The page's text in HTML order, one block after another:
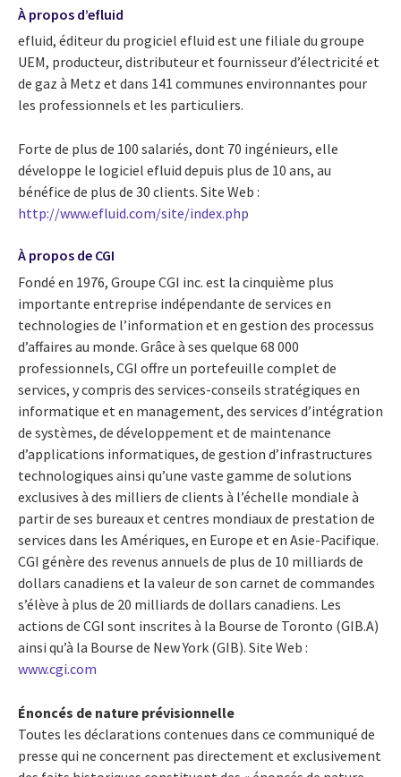
À propos d’efluid
efluid, éditeur du progiciel efluid est une filiale du groupe
UEM, producteur, distributeur et fournisseur d’électricité et
de gaz à Metz et dans 141 communes environnantes pour
les professionnels et les particuliers.
Forte de plus de 100 salariés, dont 70 ingénieurs, elle
développe le logiciel efluid depuis plus de 10 ans, au
bénéfice de plus de 30 clients. Site Web :
http://www.efluid.com/site/index.php
À propos de CGI
Fondé en 1976, Groupe CGI inc. est la cinquième plus
importante entreprise indépendante de services en
technologies de l’information et en gestion des processus
d’affaires au monde. Grâce à ses quelque 68 000
professionnels, CGI offre un portefeuille complet de
services, y compris des services-conseils stratégiques en
informatique et en management, des services d’intégration
de systèmes, de développement et de maintenance
d’applications informatiques, de gestion d’infrastructures
technologiques ainsi qu’une vaste gamme de solutions
exclusives à des milliers de clients à l’échelle mondiale à
partir de ses bureaux et centres mondiaux de prestation de
services dans les Amériques, en Europe et en Asie-Pacifique.
CGI génère des revenus annuels de plus de 10 milliards de
dollars canadiens et la valeur de son carnet de commandes
s’élève à plus de 20 milliards de dollars canadiens. Les
actions de CGI sont inscrites à la Bourse de Toronto (GIB.A)
ainsi qu’à la Bourse de New York (GIB). Site Web :
www.cgi.com
Énoncés de nature prévisionnelle
Toutes les déclarations contenues dans ce communiqué de
presse qui ne concernent pas directement et exclusivement